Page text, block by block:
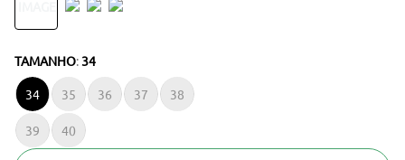
TAMANHO: 34
34 35 36 37 38
39 40